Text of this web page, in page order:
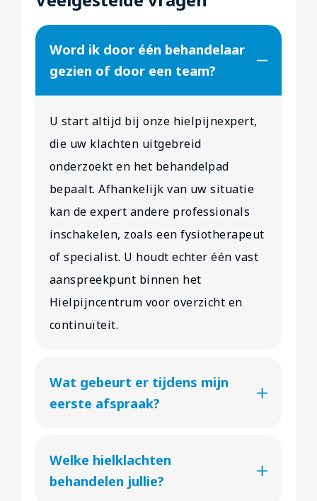
Word ik door één behandelaar
gezien of door een team?
U start altijd bij onze hielpijnexpert,
die uw klachten uitgebreid
onderzoekt en het behandelpad
bepaalt. Afhankelijk van uw situatie
kan de expert andere professionals
inschakelen, zoals een fysiotherapeut
of specialist. U houdt echter één vast
aanspreekpunt binnen het
Hielpijncentrum voor overzicht en
continuïteit.
Wat gebeurt er tijdens mijn
eerste afspraak?
Welke hielklachten
behandelen jullie?